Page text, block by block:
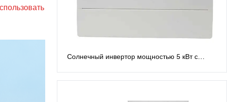
Солнечный инвертор мощностью 5 кВт с